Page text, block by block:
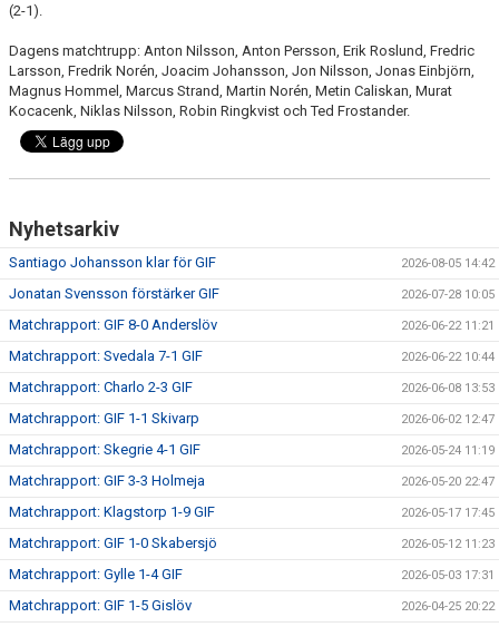
(2-1).
Dagens matchtrupp: Anton Nilsson, Anton Persson, Erik Roslund, Fredric
Larsson, Fredrik Norén, Joacim Johansson, Jon Nilsson, Jonas Einbjörn,
Magnus Hommel, Marcus Strand, Martin Norén, Metin Caliskan, Murat
Kocacenk, Niklas Nilsson, Robin Ringkvist och Ted Frostander.
Nyhetsarkiv
Santiago Johansson klar för GIF 2026-08-05 14:42
Jonatan Svensson förstärker GIF 2026-07-28 10:05
Matchrapport: GIF 8-0 Anderslöv 2026-06-22 11:21
Matchrapport: Svedala 7-1 GIF 2026-06-22 10:44
Matchrapport: Charlo 2-3 GIF 2026-06-08 13:53
Matchrapport: GIF 1-1 Skivarp 2026-06-02 12:47
Matchrapport: Skegrie 4-1 GIF 2026-05-24 11:19
Matchrapport: GIF 3-3 Holmeja 2026-05-20 22:47
Matchrapport: Klagstorp 1-9 GIF 2026-05-17 17:45
Matchrapport: GIF 1-0 Skabersjö 2026-05-12 11:23
Matchrapport: Gylle 1-4 GIF 2026-05-03 17:31
Matchrapport: GIF 1-5 Gislöv 2026-04-25 20:22